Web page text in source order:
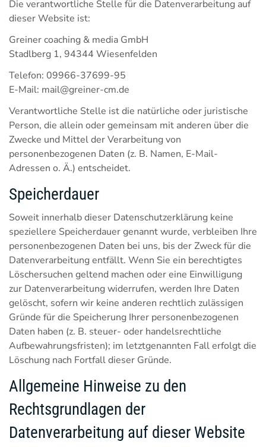
Die verantwortliche Stelle für die Datenverarbeitung auf
dieser Website ist:
Greiner coaching & media GmbH
Stadlberg 1, 94344 Wiesenfelden
Telefon: 09966-37699-95
E-Mail: mail@greiner-cm.de
Verantwortliche Stelle ist die natürliche oder juristische
Person, die allein oder gemeinsam mit anderen über die
Zwecke und Mittel der Verarbeitung von
personenbezogenen Daten (z. B. Namen, E-Mail-
Adressen o. Ä.) entscheidet.
Speicherdauer
Soweit innerhalb dieser Datenschutzerklärung keine
speziellere Speicherdauer genannt wurde, verbleiben Ihre
personenbezogenen Daten bei uns, bis der Zweck für die
Datenverarbeitung entfällt. Wenn Sie ein berechtigtes
Löschersuchen geltend machen oder eine Einwilligung
zur Datenverarbeitung widerrufen, werden Ihre Daten
gelöscht, sofern wir keine anderen rechtlich zulässigen
Gründe für die Speicherung Ihrer personenbezogenen
Daten haben (z. B. steuer- oder handelsrechtliche
Aufbewahrungsfristen); im letztgenannten Fall erfolgt die
Löschung nach Fortfall dieser Gründe.
Allgemeine Hinweise zu den
Rechtsgrundlagen der
Datenverarbeitung auf dieser Website